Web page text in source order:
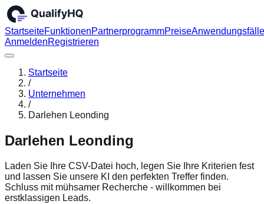
StartseiteFunktionenPartnerprogrammPreiseAnwendungsfälle
AnmeldenRegistrieren
Startseite
/
Unternehmen
/
Darlehen Leonding
Darlehen Leonding
Laden Sie Ihre CSV-Datei hoch, legen Sie Ihre Kriterien fest
und lassen Sie unsere KI den perfekten Treffer finden.
Schluss mit mühsamer Recherche - willkommen bei
erstklassigen Leads.